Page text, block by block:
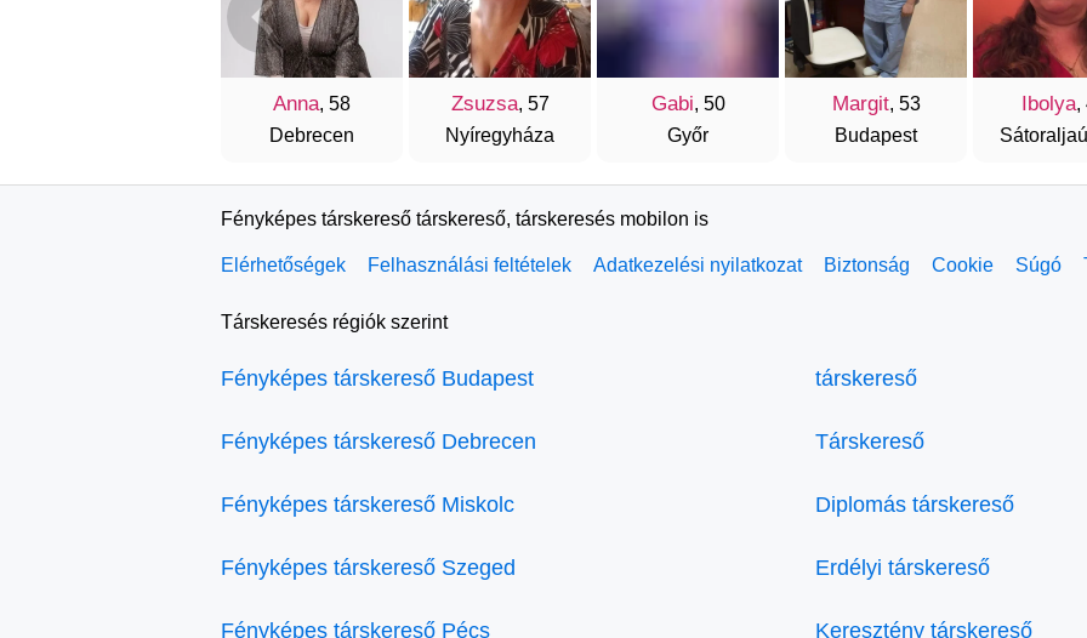
Anna, 58
Debrecen
Zsuzsa, 57
Nyíregyháza
Gabi, 50
Győr
Margit, 53
Budapest
Ibolya,
Fényképes társkereső társkereső, társkeresés mobilon is
Elérhetőségek Felhasználási feltételek Adatkezelési nyilatkozat Biztonság Cookie Súgó
Társkeresés régiók szerint
Fényképes társkereső Budapest
Fényképes társkereső Debrecen
Fényképes társkereső Miskolc
Fényképes társkereső Szeged
Fényképes társkereső Pécs
társkereső
Társkereső
Diplomás társkereső
Erdélyi társkereső
Keresztény társkereső